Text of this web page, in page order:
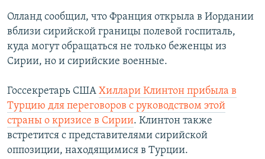
Олланд сообщил, что Франция открыла в Иордании
вблизи сирийской границы полевой госпиталь,
куда могут обращаться не только беженцы из
Сирии, но и сирийские военные.
Госсекретарь США Хиллари Клинтон прибыла в
Турцию для переговоров с руководством этой
страны о кризисе в Сирии. Клинтон также
встретится с представителями сирийской
оппозиции, находящимися в Турции.